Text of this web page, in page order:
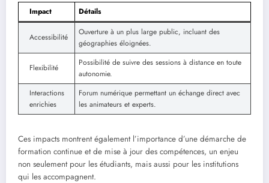
Impact Détails
Accessibilité
Ouverture à un plus large public, incluant des
géographies éloignées.
Flexibilité
Possibilité de suivre des sessions à distance en toute
autonomie.
Interactions
enrichies
Forum numérique permettant un échange direct avec
les animateurs et experts.
Ces impacts montrent également l’importance d’une démarche de
formation continue et de mise à jour des compétences, un enjeu
non seulement pour les étudiants, mais aussi pour les institutions
qui les accompagnent.